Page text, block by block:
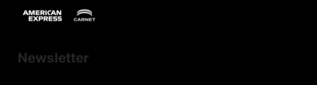
Newsletter